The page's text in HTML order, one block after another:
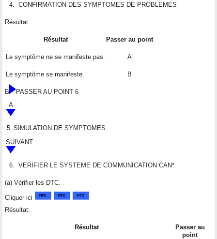
4. CONFIRMATION DES SYMPTOMES DE PROBLEMES
Résultat:
Résultat Passer au point
Le symptôme ne se manifeste pas. A
Le symptôme se manifeste. B
B
PASSER AU POINT 6
A
5. SIMULATION DE SYMPTOMES
SUIVANT
6. VERIFIER LE SYSTEME DE COMMUNICATION CAN*
(a) Vérifier les DTC.
Cliquer ici
Résultat:
Résultat
Passer au
point